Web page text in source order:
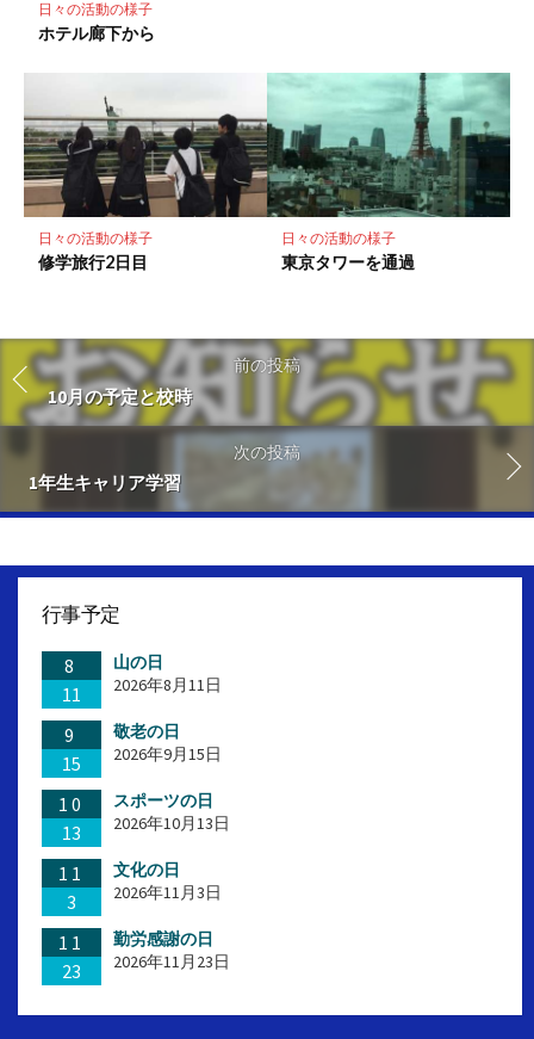
日々の活動の様子
ホテル廊下から
日々の活動の様子
修学旅行2日目
日々の活動の様子
東京タワーを通過
前の投稿
10月の予定と校時
次の投稿
1年生キャリア学習
行事予定
8
11
山の日
2026年8月11日
9
15
敬老の日
2026年9月15日
10
13
スポーツの日
2026年10月13日
11
3
文化の日
2026年11月3日
11
23
勤労感謝の日
2026年11月23日